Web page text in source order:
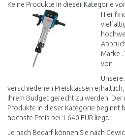
Keine Produkte in dieser Kategorie
Hier
Marke .
von .
Unsere
verschiedenen Preisklassen
Ihrem Budget gerecht zu werden.
Produkte in dieser Kategorie beginnt
höchste Preis bei 1 640 EUR liegt.
Je nach Bedarf können Sie nach